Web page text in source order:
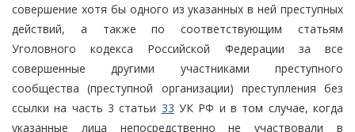
совершение хотя бы одного из указанных в ней преступных
действий, а также по соответствующим статьям
Уголовного кодекса Российской Федерации за все
совершенные другими участниками преступного
сообщества (преступной организации) преступления без
ссылки на часть 3 статьи 33 УК РФ и в том случае, когда
указанные лица непосредственно не участвовали в